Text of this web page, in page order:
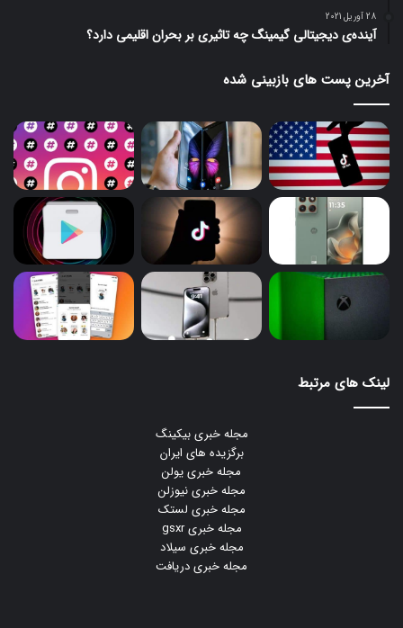
28 آوریل 2021
آینده‌ی دیجیتالی گیمینگ چه تاثیری بر بحران اقلیمی دارد؟
آخرین پست های بازبینی شده
لینک های مرتبط
مجله خبری بیکینگ
برگزیده های ایران
مجله خبری یولن
مجله خبری نیوزلن
مجله خبری لستک
مجله خبری gsxr
مجله خبری سیلاد
مجله خبری دریافت